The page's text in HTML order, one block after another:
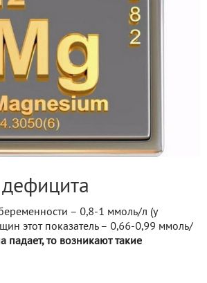
– 0,8-1 ммоль/л (у
этот показатель – 0,66-0,99 ммоль/
падает, то возникают такие